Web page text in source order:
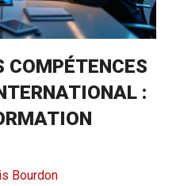
COMPÉTENCES
:
Bourdon